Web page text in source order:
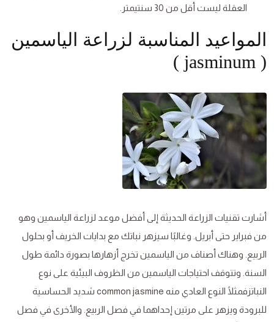
العقلة ليست أقل من 30 سنتيمتر.
المواعيد المناسبة لزراعة الياسمين
( jasminum )
أشارت تقنيات الزراعة الحديثة إلى أفضل موعد لزراعة الياسمين وهو
من فبراير حتى أبريل. وغالبًا سيزهر نباتك مع بدايات الخريف أو بحلول
الربيع. وهناك أصناف من الياسمين تخرج أزهارها بصورة دائمة طول
السنة. وتتوقف احتياجات الياسمين من الظروف البيئية على نوع
النباتزفمثلًا النوع العادي منه common jasmine شديد الحساسية
للبرودة ويزهر على مرتين إحداهما في فصل الربيع. والأخرى في فصل